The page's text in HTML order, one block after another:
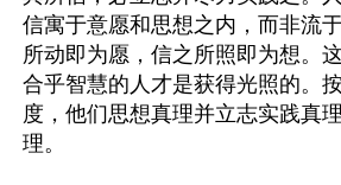
信寓于意愿和思想之内，而非流
所动即为愿，信之所照即为想。
合乎智慧的人才是获得光照的。
度，他们思想真理并立志实践真
理。